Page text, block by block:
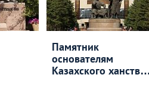
Памятник
основателям
Казахского ханства